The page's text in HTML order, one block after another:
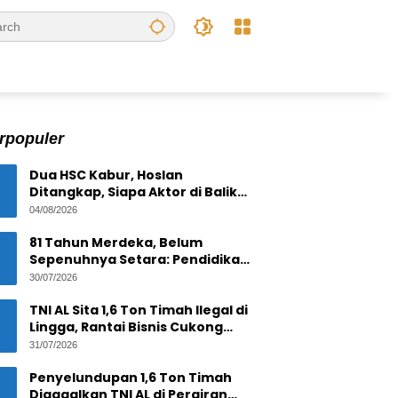
Dua HSC Kabur, Hoslan
Ditangkap, Siapa Aktor di Balik
1,6 Ton Timah Ilegal di Pulau
04/08/2026
81 Tahun Merdeka, Belum
Sepenuhnya Setara: Pendidikan
Inklusif Sebagai Upaya
Berdaulat, Adil dan Makmur
30/07/2026
TNI AL Sita 1,6 Ton Timah Ilegal di
Lingga, Rantai Bisnis Cukong
Mulai Diselidiki
31/07/2026
Penyelundupan 1,6 Ton Timah
Digagalkan TNI AL di Perairan